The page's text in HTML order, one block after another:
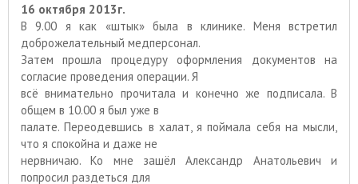
16 октября 2013г.
В 9.00 я как «штык» была в клинике. Меня встретил
доброжелательный медперсонал.
Затем прошла процедуру оформления документов на
согласие проведения операции. Я
всё внимательно прочитала и конечно же подписала. В
общем в 10.00 я был уже в
палате. Переодевшись в халат, я поймала себя на мысли,
что я спокойна и даже не
нервничаю. Ко мне зашёл Александр Анатольевич и
попросил раздеться для